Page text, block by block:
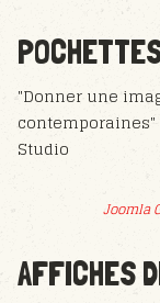
"Donner une
Studio
Joomla
AFFICHES